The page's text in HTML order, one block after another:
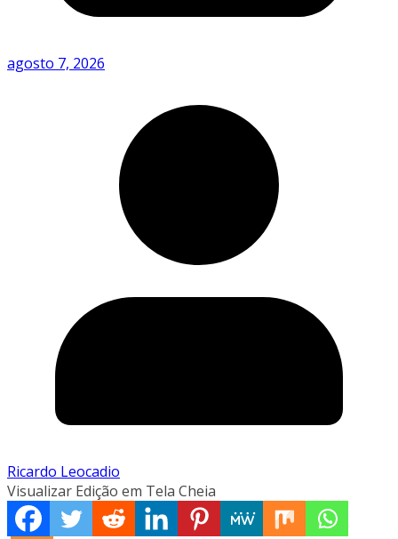
agosto 7, 2026
Ricardo Leocadio
Visualizar Edição em Tela Cheia